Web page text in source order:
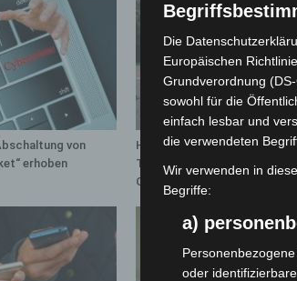
von
erhoben
Hannover: Polizei stoppt 166
Trunkenheitsfahrten bei
Großkontrolle
Die
Europäischen
Grundverordnung
sowohl für die
einfach lesbar und
die verwendeten
Wir verwenden in
Begriffe:
a)
oder